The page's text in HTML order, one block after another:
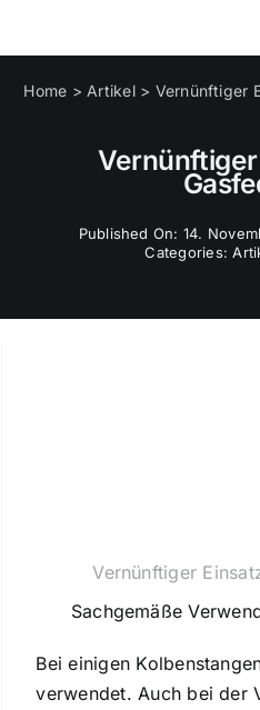
Home > Artikel> Vernünftiger
Published On: 14.
Categories:
Vernünftiger
Sachgemäße
Bei einigen
verwendet. Auch bei der